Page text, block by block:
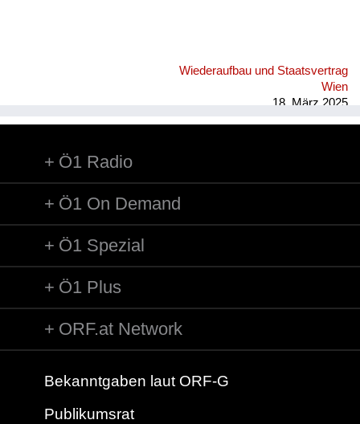
Wiederaufbau und Staatsvertrag
Wien
18. März 2025
Ö1 Radio
Ö1 On Demand
Ö1 Spezial
Ö1 Plus
ORF.at Network
Bekanntgaben laut ORF-G
Publikumsrat